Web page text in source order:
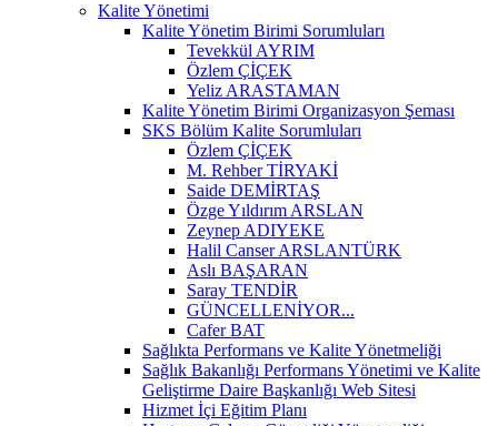
Kalite Yönetimi
Kalite Yönetim Birimi Sorumluları
Tevekkül AYRIM
Özlem ÇİÇEK
Yeliz ARASTAMAN
Kalite Yönetim Birimi Organizasyon Şeması
SKS Bölüm Kalite Sorumluları
Özlem ÇİÇEK
M. Rehber TİRYAKİ
Saide DEMİRTAŞ
Özge Yıldırım ARSLAN
Zeynep ADIYEKE
Halil Canser ARSLANTÜRK
Aslı BAŞARAN
Saray TENDİR
GÜNCELLENİYOR...
Cafer BAT
Sağlıkta Performans ve Kalite Yönetmeliği
Sağlık Bakanlığı Performans Yönetimi ve Kalite
Geliştirme Daire Başkanlığı Web Sitesi
Hizmet İçi Eğitim Planı